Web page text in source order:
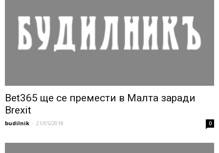
Bet365 ще се премести в Малта заради
Brexit
budilnik - 21/05/2018 0